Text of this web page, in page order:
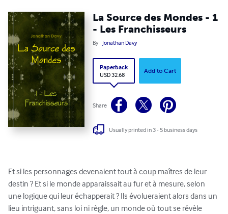
La Source des Mondes - 1
- Les Franchisseurs
By Jonathan Davy
Paperback
USD 32.68
Add to Cart
Share
Usually printed in 3 - 5 business days
Et si les personnages devenaient tout à coup maîtres de leur
destin ? Et si le monde apparaissait au fur et à mesure, selon
une logique qui leur échapperait ? Ils évolueraient alors dans un
lieu intriguant, sans loi ni règle, un monde où tout se révèle